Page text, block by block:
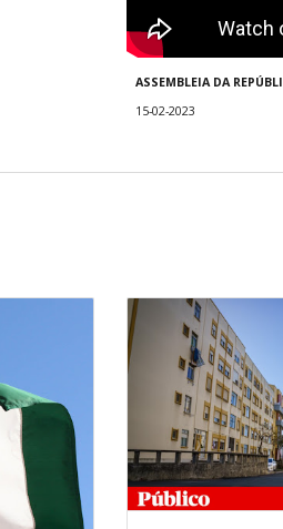
ASSEMBLEIA DA
15-02-2023